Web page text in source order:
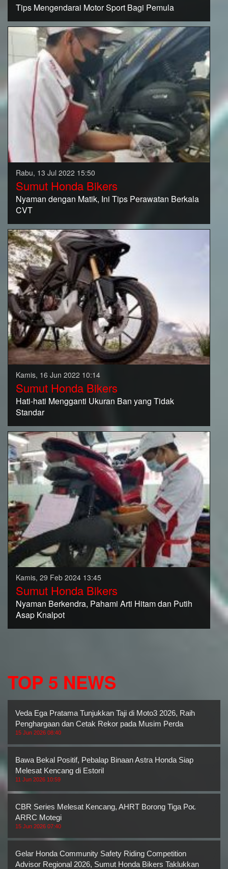
Tips Mengendarai Motor Sport Bagi Pemula
Rabu, 13 Jul 2022 15:50
Sumut Honda Bikers
Nyaman dengan Matik, Ini Tips Perawatan Berkala
CVT
Kamis, 16 Jun 2022 10:14
Sumut Honda Bikers
Hati-hati Mengganti Ukuran Ban yang Tidak
Standar
Kamis, 29 Feb 2024 13:45
Sumut Honda Bikers
Nyaman Berkendra, Pahami Arti Hitam dan Putih
Asap Knalpot
TOP 5 NEWS
Veda Ega Pratama Tunjukkan Taji di Moto3 2026, Raih Dua
Penghargaan dan Cetak Rekor pada Musim Perda
15 Jun 2026 08:40
Bawa Bekal Positif, Pebalap Binaan Astra Honda Siap
Melesat Kencang di Estoril
11 Jun 2026 10:59
CBR Series Melesat Kencang, AHRT Borong Tiga Podium
ARRC Motegi
15 Jun 2026 07:40
Gelar Honda Community Safety Riding Competition
Advisor Regional 2026, Sumut Honda Bikers Taklukkan